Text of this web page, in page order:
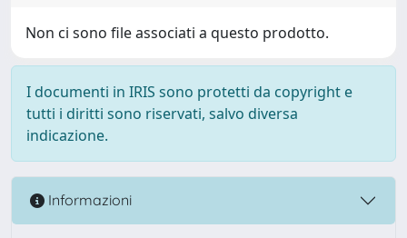
Non ci sono file associati a questo prodotto.
I documenti in IRIS sono protetti da copyright e
tutti i diritti sono riservati, salvo diversa
indicazione.
Informazioni